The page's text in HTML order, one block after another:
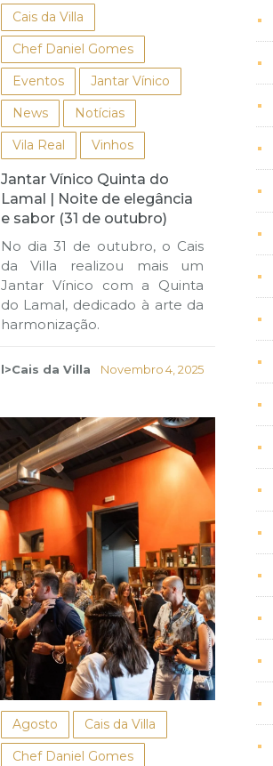
Cais da Villa
Chef Daniel Gomes
Eventos
Jantar Vínico
News
Notícias
Vila Real
Vinhos
Jantar Vínico Quinta do
Lamal | Noite de elegância
e sabor (31 de outubro)
No dia 31 de outubro, o Cais
da Villa realizou mais um
Jantar Vínico com a Quinta
do Lamal, dedicado à arte da
harmonização.
l>Cais da Villa Novembro 4, 2025
Agosto
Cais da Villa
Chef Daniel Gomes